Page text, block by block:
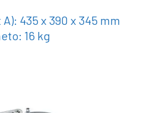
435 x 390 x 345 mm
16 kg